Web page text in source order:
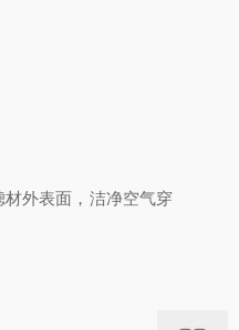
外表面，洁净空气穿